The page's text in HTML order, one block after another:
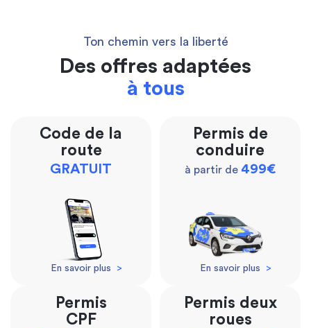
Ton chemin vers la liberté
Des offres adaptées
à tous
Code de la
route
GRATUIT
En savoir plus >
Permis de
conduire
à partir de 499€
En savoir plus >
Permis
CPF
Permis deux
roues